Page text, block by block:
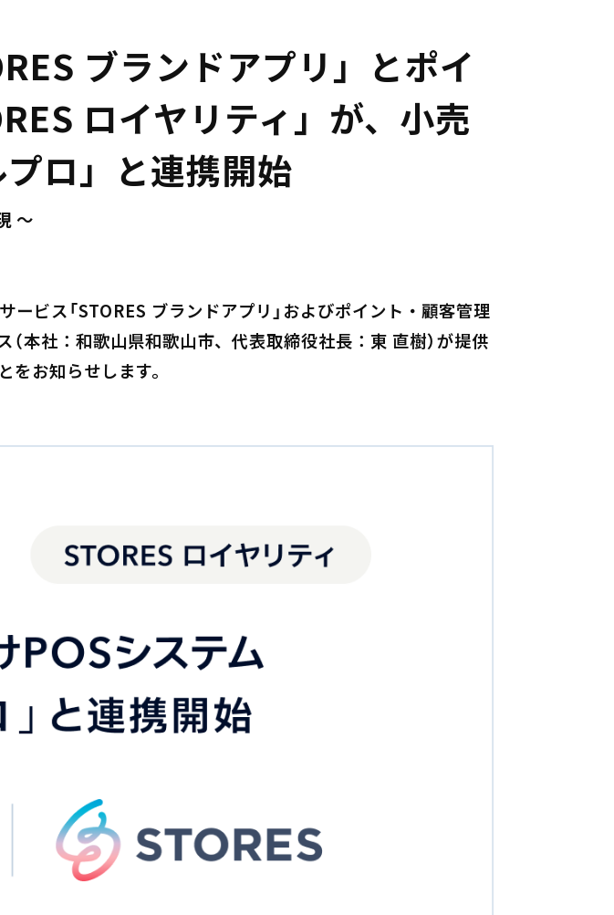
ブランドアプリ」とポイ
ロイヤリティ」が、小売
ロ」と連携開始
〜
ービス「STORES ブランドアプリ」およびポイント・顧客管理
（本社：和歌山県和歌山市、代表取締役社長：東 直樹）が提供
をお知らせします。